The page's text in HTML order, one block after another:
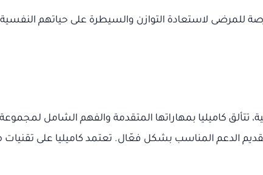
للمرضى لاستعادة التوازن والسيطرة على حياتهم
تتألق كاميليا بمهاراتها المتقدمة والفهم الشامل
تقديم الدعم المناسب بشكل فعّال. تعتمد كاميليا على